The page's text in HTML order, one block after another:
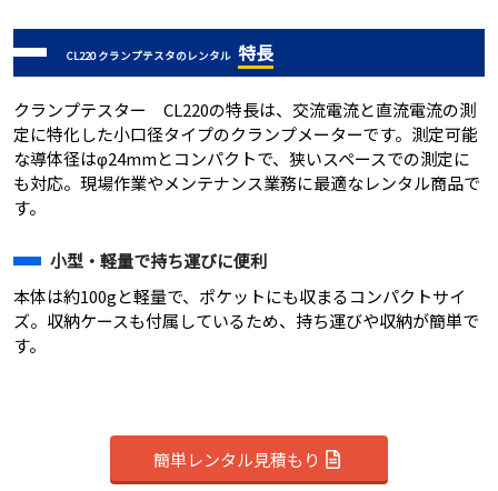
CL220 クランプテスタのレンタル 特長
クランプテスター CL220の特長は、交流電流と直流電流の測
定に特化した小口径タイプのクランプメーターです。測定可能
な導体径はφ24mmとコンパクトで、狭いスペースでの測定に
も対応。現場作業やメンテナンス業務に最適なレンタル商品で
す。
小型・軽量で持ち運びに便利
本体は約100gと軽量で、ポケットにも収まるコンパクトサイ
ズ。収納ケースも付属しているため、持ち運びや収納が簡単で
す。
簡単レンタル見積もり